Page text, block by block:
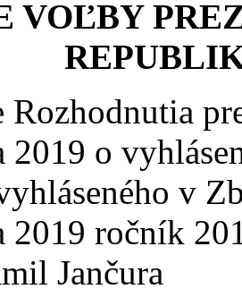
VOĽBY
Rozhodnutia
2019 o
v
2019 ročník
Jančura